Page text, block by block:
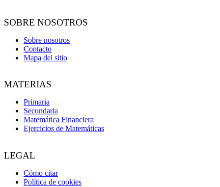
SOBRE NOSOTROS
Sobre nosotros
Contacto
Mapa del sitio
MATERIAS
Primaria
Secundaria
Matemática Financiera
Ejercicios de Matemáticas
LEGAL
Cómo citar
Política de cookies